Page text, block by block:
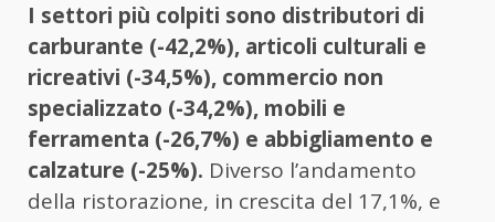
I settori più colpiti sono distributori di
carburante (-42,2%), articoli culturali e
ricreativi (-34,5%), commercio non
specializzato (-34,2%), mobili e
ferramenta (-26,7%) e abbigliamento e
calzature (-25%). Diverso l’andamento
della ristorazione, in crescita del 17,1%, e